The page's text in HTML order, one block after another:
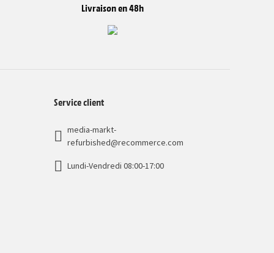
Livraison en 48h
Service client
media-markt-
refurbished@recommerce.com
Lundi-Vendredi 08:00-17:00